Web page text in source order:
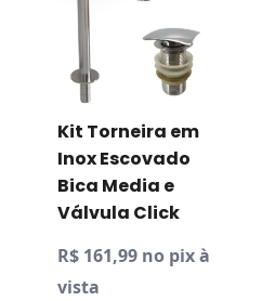
Kit Torneira em
Inox Escovado
Bica Media e
Válvula Click
R$ 161,99 no pix à
vista